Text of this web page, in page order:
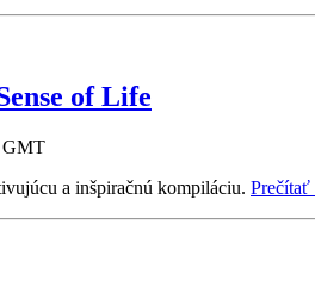
of Life
GMT
a inšpiračnú kompiláciu. Prečítať